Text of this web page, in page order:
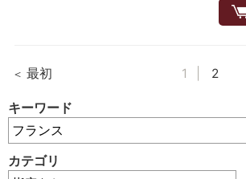
最初 1 2
キーワード
カテゴリ